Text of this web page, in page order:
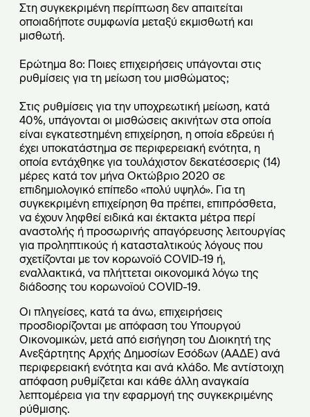
Στη συγκεκριμένη περίπτωση δεν απαιτείται
οποιαδήποτε συμφωνία μεταξύ εκμισθωτή και
μισθωτή.
Ερώτημα 8ο: Ποιες επιχειρήσεις υπάγονται στις
ρυθμίσεις για τη μείωση του μισθώματος;
Στις ρυθμίσεις για την υποχρεωτική μείωση, κατά
40%, υπάγονται οι μισθώσεις ακινήτων στα οποία
είναι εγκατεστημένη επιχείρηση, η οποία εδρεύει ή
έχει υποκατάστημα σε περιφερειακή ενότητα, η
οποία εντάχθηκε για τουλάχιστον δεκατέσσερις (14)
μέρες κατά τον μήνα Οκτώβριο 2020 σε
επιδημιολογικό επίπεδο «πολύ υψηλό». Για τη
συγκεκριμένη επιχείρηση θα πρέπει, επιπρόσθετα,
να έχουν ληφθεί ειδικά και έκτακτα μέτρα περί
αναστολής ή προσωρινής απαγόρευσης λειτουργίας
για προληπτικούς ή κατασταλτικούς λόγους που
σχετίζονται με τον κορωνοϊό COVID-19 ή,
εναλλακτικά, να πλήττεται οικονομικά λόγω της
διάδοσης του κορωνοϊού COVID-19.
Οι πληγείσες, κατά τα άνω, επιχειρήσεις
προσδιορίζονται με απόφαση του Υπουργού
Οικονομικών, μετά από εισήγηση του Διοικητή της
Ανεξάρτητης Αρχής Δημοσίων Εσόδων (ΑΑΔΕ) ανά
περιφερειακή ενότητα και ανά κλάδο. Με αντίστοιχη
απόφαση ρυθμίζεται και κάθε άλλη αναγκαία
λεπτομέρεια για την εφαρμογή της συγκεκριμένης
ρύθμισης.